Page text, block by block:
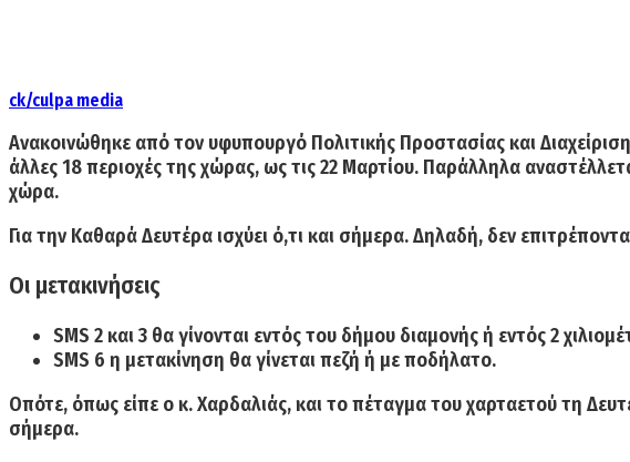
ck/culpa media
Ανακοινώθηκε από τον υφυπουργό Πολιτικής Προστασίας και
άλλες 18 περιοχές της χώρας, ως τις 22 Μαρτίου. Παράλληλα
χώρα.
Για την Καθαρά Δευτέρα ισχύει ό,τι και σήμερα. Δηλαδή, δεν
Οι μετακινήσεις
SMS 2 και 3 θα γίνονται εντός του δήμου διαμονής ή εντός 2
SMS 6 η μετακίνηση θα γίνεται πεζή ή με ποδήλατο.
Οπότε, όπως είπε ο κ. Χαρδαλιάς, και το πέταγμα τουχαρταετού τη
σήμερα.